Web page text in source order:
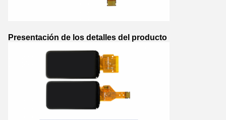
Presentación de los detalles del producto